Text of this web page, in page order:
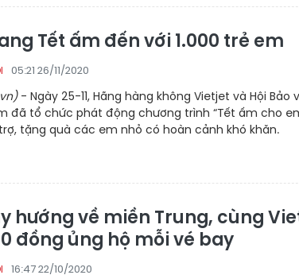
Tết ấm đến với 1.000 trẻ em
05:21 26/11/2020
- Ngày 25-11, Hãng hàng không Vietjet và Hội Bảo
đã tổ chức phát động chương trình “Tết ấm cho
tặng quà các em nhỏ có hoàn cảnh khó khăn.
hướng về miền Trung, cùng
đồng ủng hộ mỗi vé bay
16:47 22/10/2020